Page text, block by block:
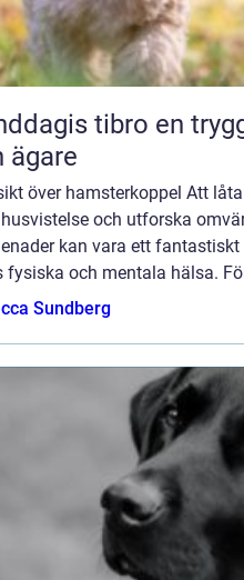
en trygg vardag för både hund
ägare
över hamsterkoppel Att
och utforska
kan vara ett
fysiska och mentala hälsa.
Sundberg